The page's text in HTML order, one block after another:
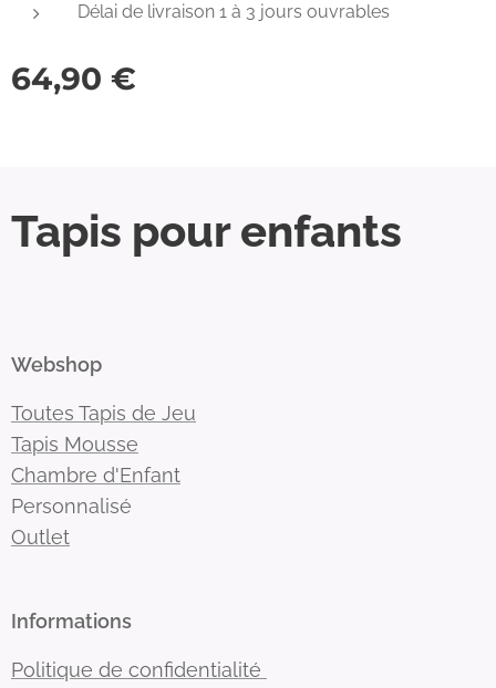
Délai de livraison 1 à 3 jours ouvrables
64,90 €
Tapis pour enfants
Webshop
Toutes Tapis de Jeu
Tapis Mousse
Chambre d'Enfant
Personnalisé
Outlet
Informations
Politique de confidentialité